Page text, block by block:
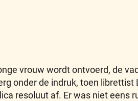
vrouw wordt ontvoerd, de
onder de indruk, toen
resoluut af. Er was niet